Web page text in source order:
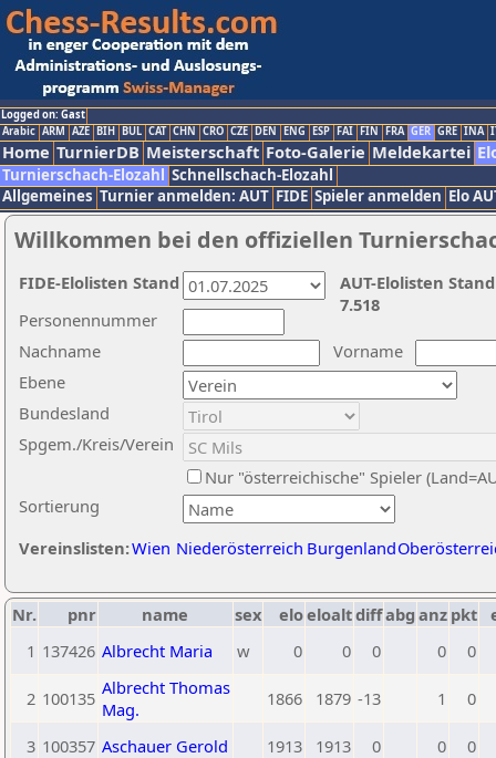
Logged on: Gast
Arabic ARM AZE BIH BUL CAT CHN CRO CZE DEN ENG ESP FAI FIN FRA GER GRE INA
Home TurnierDB Meisterschaft Foto-Galerie Meldekartei
Turnierschach-Elozahl Schnellschach-Elozahl
Allgemeines Turnier anmelden: AUT FIDE Spieler anmelden Elo
Willkommen bei den offiziellen
Nachname
Vorname
Ebene
Sortierung
Personennummer
Bundesland
Spgem./Kreis/Verein
Nur "österreichische" Spieler
Vereinslisten:Wien Niederösterreich Burgenland
AUT-Elolisten
7.518
FIDE-Elolisten Stand
Nr. pnr name sex eloeloaltdiffabg anz pkt
1 137426 Albrecht Maria w 0 0 0 0 0
2 100135 Albrecht Thomas
Mag.
1866 1879 -13 1 0
3 100357 Aschauer Gerold 1913 1913 0 0 0